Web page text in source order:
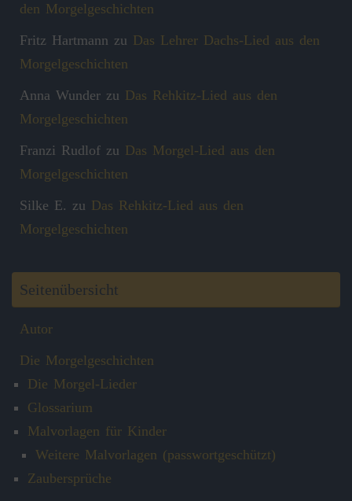
den Morgelgeschichten
Fritz Hartmann zu Das Lehrer Dachs-Lied aus den
Morgelgeschichten
Anna Wunder zu Das Rehkitz-Lied aus den
Morgelgeschichten
Franzi Rudlof zu Das Morgel-Lied aus den
Morgelgeschichten
Silke E. zu Das Rehkitz-Lied aus den
Morgelgeschichten
Seitenübersicht
Autor
Die Morgelgeschichten
Die Morgel-Lieder
Glossarium
Malvorlagen für Kinder
Weitere Malvorlagen (passwortgeschützt)
Zaubersprüche